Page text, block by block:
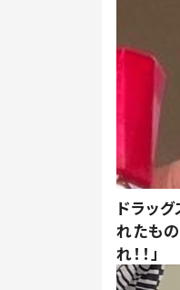
ドラッ
れたもの
れ！！」